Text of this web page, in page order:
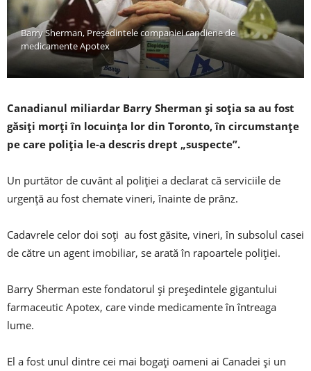
Barry Sherman, Președintele companiei candiene de
medicamente Apotex
Canadianul miliardar Barry Sherman și soția sa au fost
găsiți morți în locuința lor din Toronto, în circumstanțe
pe care poliția le-a descris drept „suspecte”.
Un purtător de cuvânt al poliției a declarat că serviciile de
urgență au fost chemate vineri, înainte de prânz.
Cadavrele celor doi soți au fost găsite, vineri, în subsolul casei
de către un agent imobiliar, se arată în rapoartele poliției.
Barry Sherman este fondatorul și președintele gigantului
farmaceutic Apotex, care vinde medicamente în întreaga
lume.
El a fost unul dintre cei mai bogați oameni ai Canadei și un